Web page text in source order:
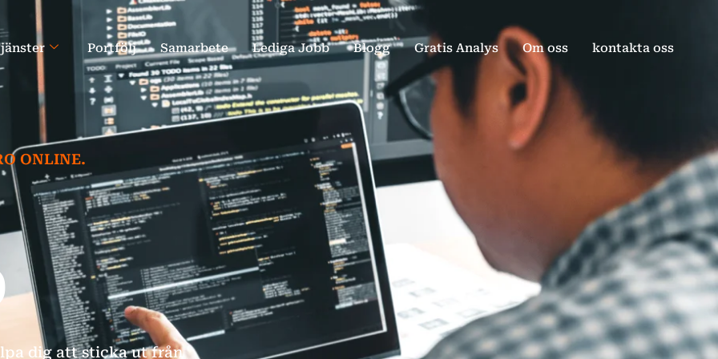
Portfölj Samarbete Lediga Jobb Blogg Gratis Analys Om oss kontakta oss
ONLINE.
dig att sticka ut från